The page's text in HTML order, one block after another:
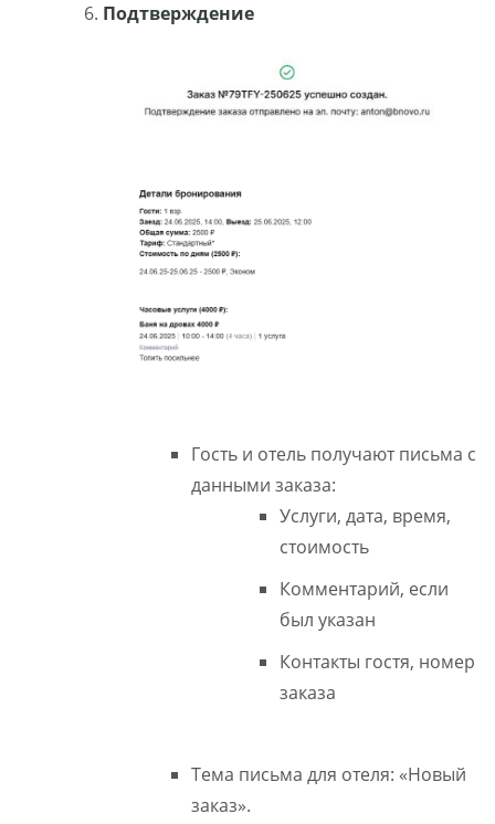
Подтверждение
Гость и отель получают письма с
данными заказа:
Услуги, дата, время,
стоимость
Комментарий, если
был указан
Контакты гостя, номер
заказа
Тема письма для отеля: «Новый
заказ».